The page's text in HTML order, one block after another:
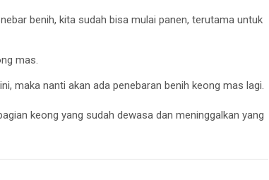
benih, kita sudah bisa mulai panen, terutama untuk
mas.
maka nanti akan ada penebaran benih keong mas lagi.
keong yang sudah dewasa dan meninggalkan yang